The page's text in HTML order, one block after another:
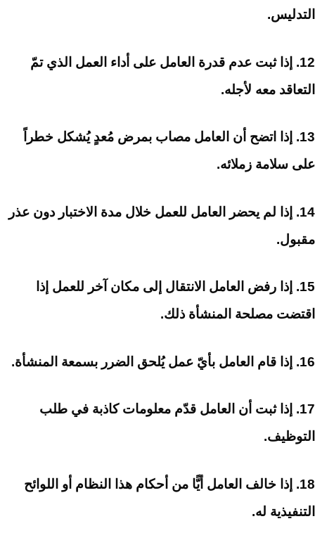
التدليس.
12. إذا ثبت عدم قدرة العامل على أداء العمل الذي تمّ
التعاقد معه لأجله.
13. إذا اتضح أن العامل مصاب بمرض مُعدٍ يُشكل خطراً
على سلامة زملائه.
14. إذا لم يحضر العامل للعمل خلال مدة الاختبار دون عذر
مقبول.
15. إذا رفض العامل الانتقال إلى مكان آخر للعمل إذا
اقتضت مصلحة المنشأة ذلك.
16. إذا قام العامل بأيّ عمل يُلحق الضرر بسمعة المنشأة.
17. إذا ثبت أن العامل قدّم معلومات كاذبة في طلب
التوظيف.
18. إذا خالف العامل أيًّا من أحكام هذا النظام أو اللوائح
التنفيذية له.